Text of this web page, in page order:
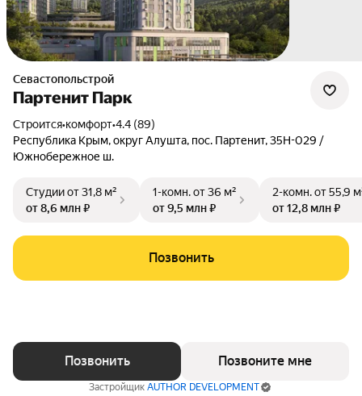
Севастопольстрой
Партенит Парк
Строится•комфорт•4.4 (89)
Республика Крым,округ Алушта, пос. Партенит,35Н-029 /
Южнобережное ш.
Студииот 31,8 м²
от 8,6 млн ₽
1-комн.от 36 м²
от 9,5 млн ₽
2-комн.от 55,9
от 12,8 млн ₽
Позвонить
Позвонить Позвоните мне
Застройщик AUTHOR DEVELOPMENT